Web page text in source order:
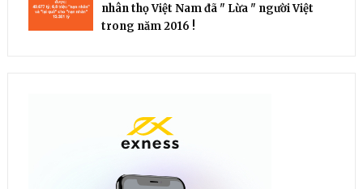
nhân thọ Việt Nam đã " Lừa " người Việt
trong năm 2016 !